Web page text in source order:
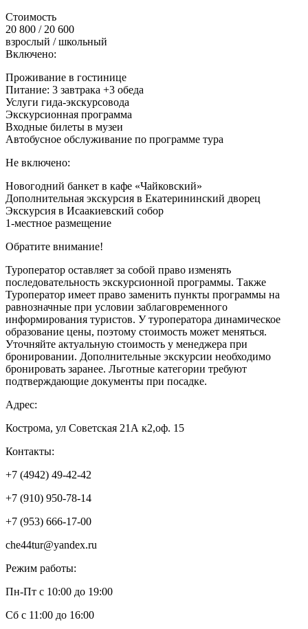
Стоимость
20 800 / 20 600
взрослый / школьный
Включено:
Проживание в гостинице
Питание: 3 завтрака +3 обеда
Услуги гида-экскурсовода
Экскурсионная программа
Входные билеты в музеи
Автобусное обслуживание по программе тура
Не включено:
Новогодний банкет в кафе «Чайковский»
Дополнительная экскурсия в Екатерининский дворец
Экскурсия в Исаакиевский собор
1-местное размещение
Обратите внимание!
Туроператор оставляет за собой право изменять
последовательность экскурсионной программы. Также
Туроператор имеет право заменить пункты программы на
равнозначные при условии заблаговременного
информирования туристов. У туроператора динамическое
образование цены, поэтому стоимость может меняться.
Уточняйте актуальную стоимость у менеджера при
бронировании. Дополнительные экскурсии необходимо
бронировать заранее. Льготные категории требуют
подтверждающие документы при посадке.
Адрес:
Кострома, ул Советская 21А к2,оф. 15
Контакты:
+7 (4942) 49-42-42
+7 (910) 950-78-14
+7 (953) 666-17-00
che44tur@yandex.ru
Режим работы:
Пн-Пт с 10:00 до 19:00
Сб с 11:00 до 16:00